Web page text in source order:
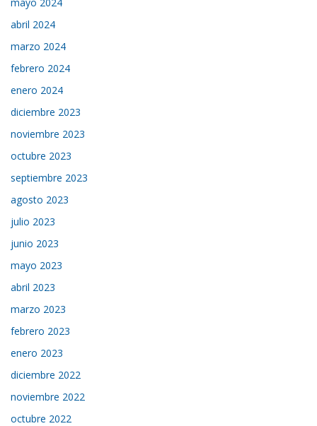
mayo 2024
abril 2024
marzo 2024
febrero 2024
enero 2024
diciembre 2023
noviembre 2023
octubre 2023
septiembre 2023
agosto 2023
julio 2023
junio 2023
mayo 2023
abril 2023
marzo 2023
febrero 2023
enero 2023
diciembre 2022
noviembre 2022
octubre 2022